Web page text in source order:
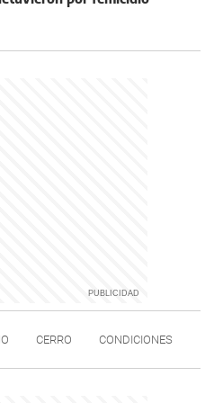
CERRO CONDICIONES